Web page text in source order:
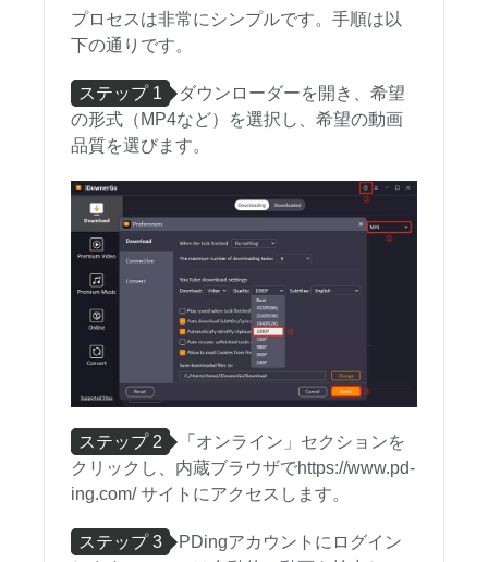
プロセスは非常にシンプルです。手順は以
下の通りです。
ステップ 1
ダウンローダーを開き、希望
の形式（MP4など）を選択し、希望の動画
品質を選びます。
ステップ 2
「オンライン」セクションを
クリックし、内蔵ブラウザでhttps://www.pd-
ing.com/ サイトにアクセスします。
ステップ 3
PDingアカウントにログイン